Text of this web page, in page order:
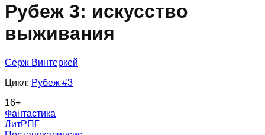
Рубеж 3: искусство
выживания
Серж Винтеркей
Цикл: Рубеж #3
16+
Фантастика
ЛитРПГ